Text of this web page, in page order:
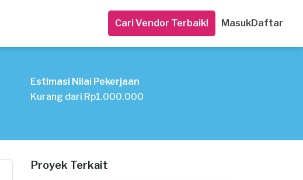
Cari Vendor Terbaik! MasukDaftar
Estimasi Nilai Pekerjaan
Kurang dari Rp1.000.000
Proyek Terkait